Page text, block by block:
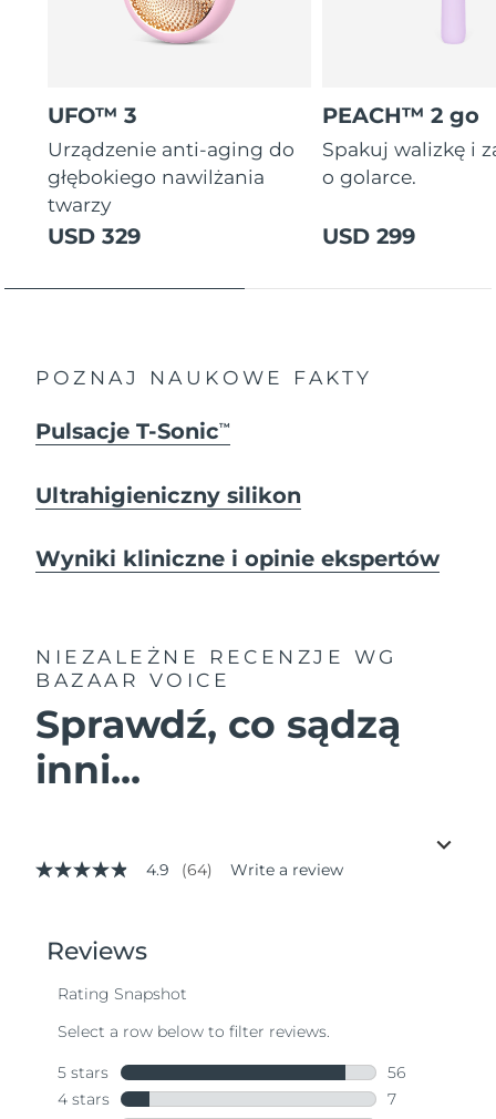
UFO™ 3
Urządzenie anti-aging do
głębokiego nawilżania
twarzy
USD 329
PEACH™ 2 go
Spakuj walizkę i
o golarce.
USD 299
POZNAJ NAUKOWE FAKTY
Pulsacje T-SonicTM
Ultrahigieniczny silikon
Wyniki kliniczne i opinie ekspertów
NIEZALEŻNE RECENZJE
WG
BAZAAR VOICE
Sprawdź, co sądzą
inni...
4.9
stars,
average
value.
Same
page
link.
4.9 (64) Write a review